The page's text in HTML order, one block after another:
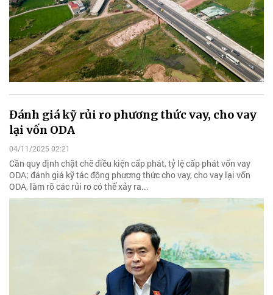
Đánh giá kỹ rủi ro phương thức vay, cho vay
lại vốn ODA
04/11/2025 02:21
Cần quy định chặt chẽ điều kiện cấp phát, tỷ lệ cấp phát vốn vay
ODA; đánh giá kỹ tác động phương thức cho vay, cho vay lại vốn
ODA, làm rõ các rủi ro có thể xảy ra...